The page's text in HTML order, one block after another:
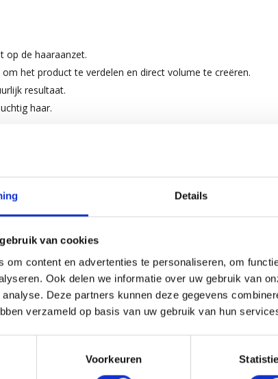
Details
van cookies
om content en advertenties te personaliseren, om
Ook delen we informatie over uw gebruik van
Deze partners kunnen deze gegevens
verzameld op basis van uw gebruik van hun
Voorkeuren
op de haaraanzet.
het product te verdelen en direct volume te creëren.
resultaat.
haar.
extra volume te geven aan fijn haar. Ideaal om
de haaraanzet, laat even inwerken en masseer licht
Chloride/Acrylamide Copolymer,
Cocos Nucifera (Coconut) Oil, Bisabolol,
steeds de verpakking voor de meest actuele